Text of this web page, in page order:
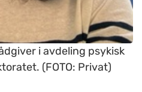
i avdeling psykisk
(FOTO: Privat)